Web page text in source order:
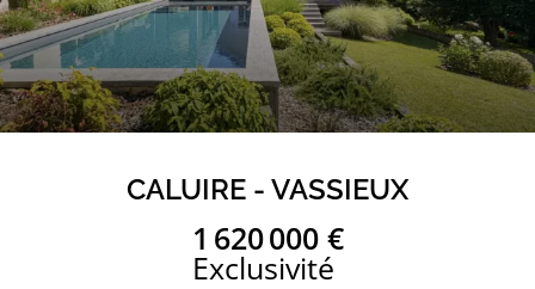
CALUIRE - VASSIEUX
1 620 000 €
Exclusivité